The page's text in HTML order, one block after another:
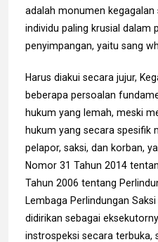
adalah monumen
individu paling krusial dalam
penyimpangan, yaitu sang
Harus diakui secara jujur,
beberapa persoalan
hukum yang lemah, meski
hukum yang secara spesifik
pelapor, saksi, dan korban,
Nomor 31 Tahun 2014
Tahun 2006 tentang
Lembaga Perlindungan
didirikan sebagai
instrospeksi secara terbuka,